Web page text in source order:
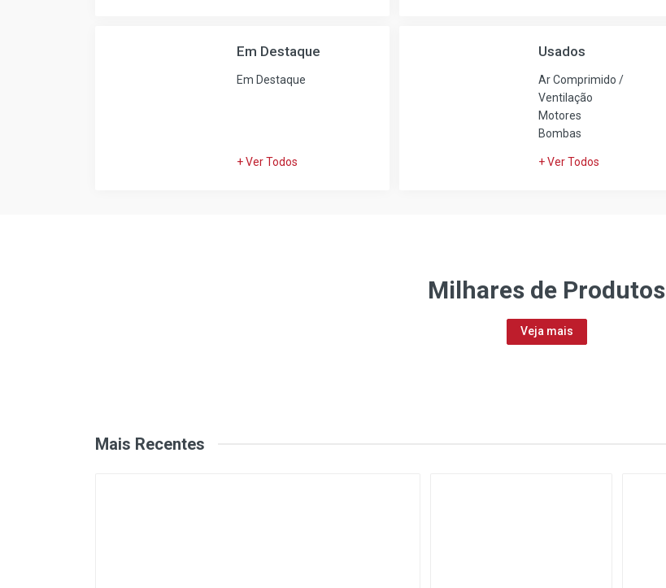
Em Destaque
Em Destaque
+ Ver Todos
Usados
Ar Comprimido /
Ventilação
Motores
Bombas
+ Ver Todos
Milhares de Produtos
Veja mais
Mais Recentes